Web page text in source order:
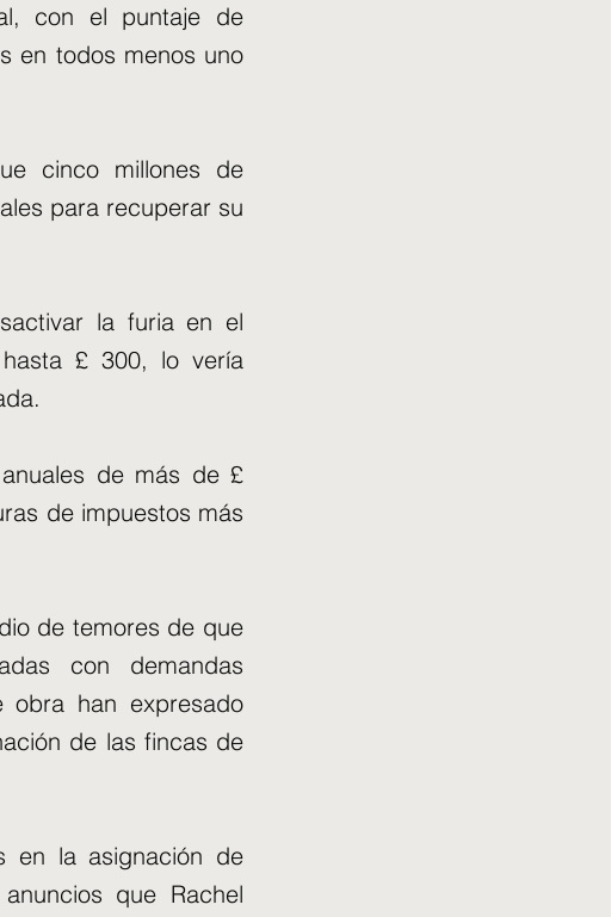
con el puntaje de
en todos menos uno
cinco millones de
para recuperar su
la furia en el
£ 300, lo vería
de más de £
de impuestos más
de temores de que
con demandas
obra han expresado
de las fincas de
en la asignación de
que Rachel